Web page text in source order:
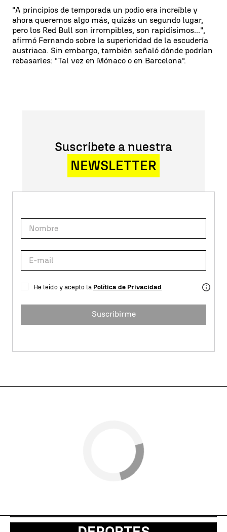
"A principios de temporada un podio era increíble y
ahora queremos algo más, quizás un segundo lugar,
pero los Red Bull son irrompibles, son rapidísimos...",
afirmó Fernando sobre la superioridad de la escudería
austriaca. Sin embargo, también señaló dónde podrían
rebasarles: "Tal vez en Mónaco o en Barcelona".
Suscríbete a nuestra
NEWSLETTER
He leído y acepto la Política de Privacidad
Suscribirme